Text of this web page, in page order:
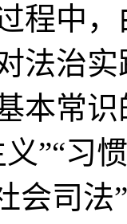
程中
法治
本常
”“习
会司